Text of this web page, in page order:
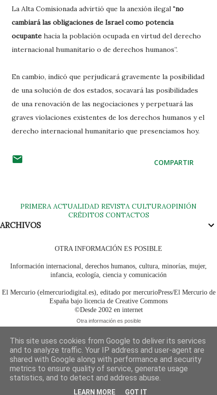
La Alta Comisionada advirtió que la anexión ilegal "no
cambiará las obligaciones de Israel como potencia
ocupante hacia la población ocupada en virtud del derecho
internacional humanitario o de derechos humanos”.
En cambio, indicó que perjudicará gravemente la posibilidad
de una solución de dos estados, socavará las posibilidades
de una renovación de las negociaciones y perpetuará las
graves violaciones existentes de los derechos humanos y el
derecho internacional humanitario que presenciamos hoy.
COMPARTIR
PRIMERA ACTUALIDAD REVISTA CULTURAOPINIÓN
CRÉDITOSCONTACTOS
ARCHIVOS
OTRA INFORMACIÓN ES POSIBLE
Información internacional, derechos humanos, cultura, minorías, mujer,
infancia, ecología, ciencia y comunicación
El Mercurio (elmercuriodigital.es), editado por mercurioPress/El Mercurio de
España bajo licencia de Creative Commons
©Desde 2002 en internet
Otra información es posible
This site uses cookies from Google to deliver its services
and to analyze traffic. Your IP address and user-agent are
shared with Google along with performance and security
metrics to ensure quality of service, generate usage
statistics, and to detect and address abuse.
LEARN MORE GOT IT